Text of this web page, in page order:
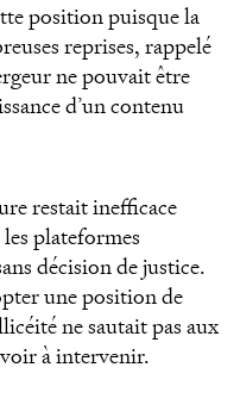
position puisque la
reprises, rappelé
ne pouvait être
d’un contenu
restait inefficace
plateformes
décision de justice.
une position de
ne sautait pas aux
à intervenir.